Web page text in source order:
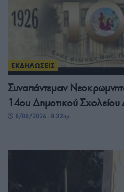
ΕΚΔΗΛΩΣΕΙΣ
Συναπάντεμαν
14ου Δημοτικού
8/08/2026 - 8:32πμ